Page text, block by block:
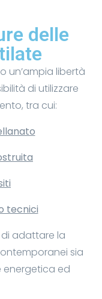
delle
un’ampia libertà
di utilizzare
tra cui:
tecnici
adattare la
sia
energetica ed